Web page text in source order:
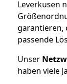
Leverkusen
garantieren,
passende
Unser
haben viele